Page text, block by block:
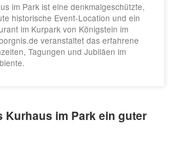
im Park ist eine denkmalgeschützte,
historische Event-Location und ein
im Kurpark von Königstein im
veranstaltet das erfahrene
Tagungen und Jubiläen im
Kurhaus im Park ein guter